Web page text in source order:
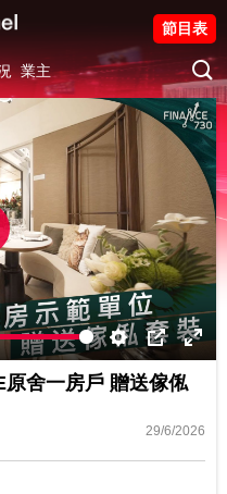
業主
節目表
Settings
PIP
舍一房戶 贈送傢俬
29/6/2026